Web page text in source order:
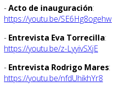
-Acto de inauguración:
https://youtu.be/SE6Hg8ogehw
- Entrevista Eva Torrecilla:
https://youtu.be/z-LyyivSXjE
- Entrevista Rodrigo Mares:
https://youtu.be/nfdUhikhYr8